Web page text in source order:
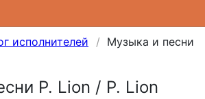
исполнителей
Музыка и песни
P. Lion / P. Lion